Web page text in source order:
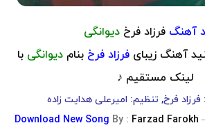
آهنگ فرزاد فرخ دیوانگی
آهنگ زیبای فرزاد فرخ بنام دیوانگی با
لینک مستقیم ♪
فرزاد فرخ, تنظیم: امیرعلی هدایت زاده
Download New Song By : Farzad Farokh